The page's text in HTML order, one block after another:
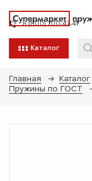
Супермаркет
8 (800) 700-47-41
Каталог
Главная Каталог
Пружины по ГОСТ